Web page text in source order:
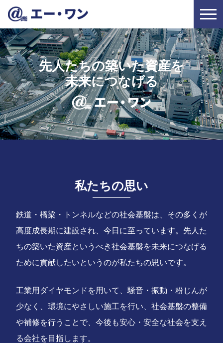
先人たちの築いた資産を
未来につなげる
私たちの思い
鉄道・橋梁・トンネルなどの社会基盤は、その多くが
高度成長期に建設され、今日に至っています。先人た
ちの築いた資産というべき社会基盤を未来につなげる
ために貢献したいというのが私たちの思いです。
工業用ダイヤモンドを用いて、騒音・振動・粉じんが
少なく、環境にやさしい施工を行い、社会基盤の整備
や補修を行うことで、今後も安心・安全な社会を支え
る会社を目指します。